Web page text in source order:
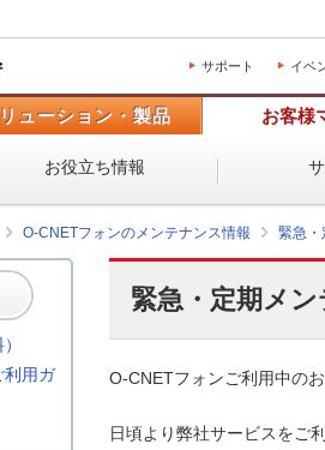
サポート イベ
ューション・製品 お客様
お役立ち情報
O-CNETフォンのメンテナンス情報 緊急・
緊急・定期メ
O-CNETフォンご利用中の
日頃より弊社サービスをご
用ガ